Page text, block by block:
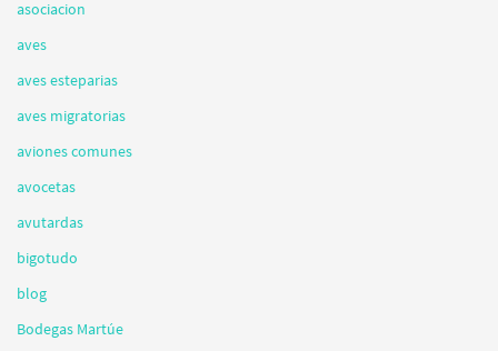
asociacion
aves
aves esteparias
aves migratorias
aviones comunes
avocetas
avutardas
bigotudo
blog
Bodegas Martúe